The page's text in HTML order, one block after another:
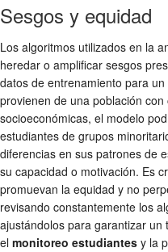
Sesgos y equidad
Los algoritmos utilizados en la
heredar o amplificar sesgos
datos de entrenamiento para
provienen de una población
socioeconómicas, el modelo
estudiantes de grupos
diferencias en sus patrones de
su capacidad o motivación. Es
promuevan la equidad y no
revisando constantemente los
ajustándolos para garantizar
el monitoreo estudiantes y la